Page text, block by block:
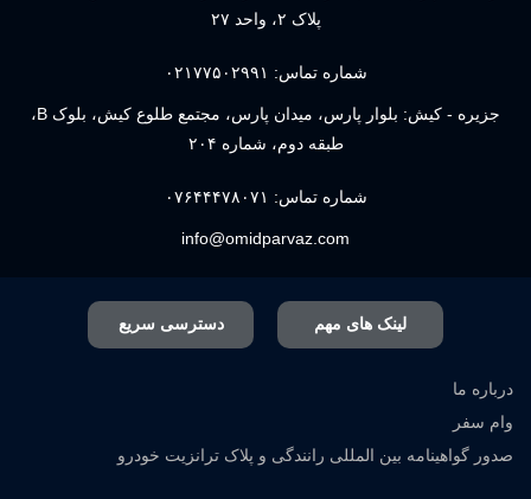
پلاک ۲، واحد ۲۷
شماره تماس: ۰۲۱۷۷۵۰۲۹۹۱
جزیره - کیش: بلوار پارس، میدان پارس، مجتمع طلوع کیش، بلوک B،
طبقه دوم، شماره ۲۰۴
شماره تماس: ۰۷۶۴۴۴۷۸۰۷۱
info@omidparvaz.com
لینک های مهم دسترسی سریع
درباره ما
وام سفر
صدور گواهینامه بین المللی رانندگی و پلاک ترانزیت خودرو